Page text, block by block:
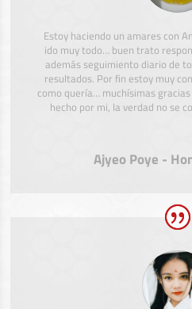
Estoy haciendo un amares con
ido muy todo… buen trato
además seguimiento diario de
resultados. Por fin estoy muy
como quería… muchísimas
hecho por mi, la verdad no se
Ajyeo Poye -